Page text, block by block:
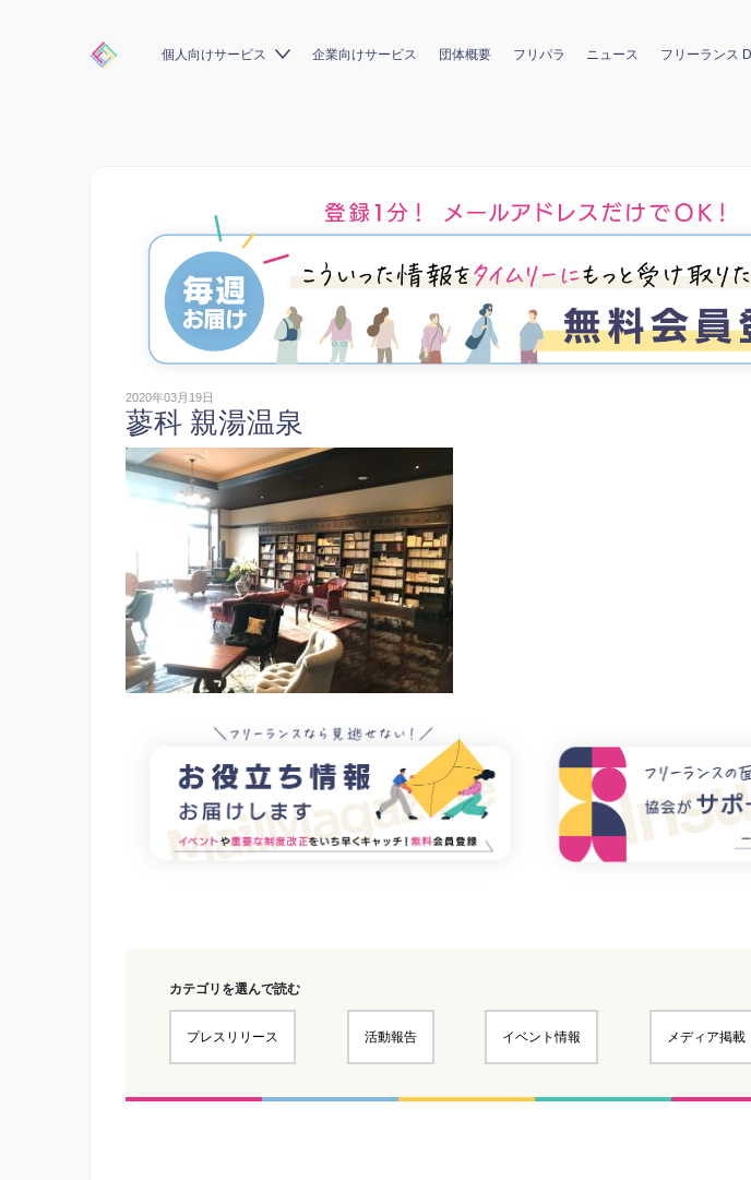
個人向けサービス 企業向けサービス 団体概要 フリパラ ニュース フリーランス
2020年03月19日
蓼科 親湯温泉
カテゴリを選んで読む
プレスリリース 活動報告 イベント情報 メディア掲載